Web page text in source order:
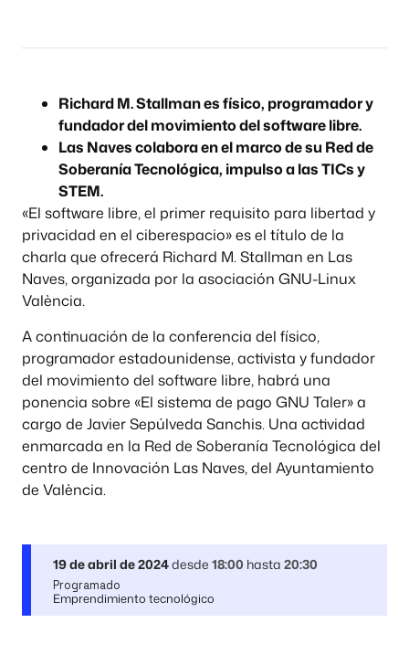
Richard M. Stallman es físico, programador y
fundador del movimiento del software libre.
Las Naves colabora en el marco de su Red de
Soberanía Tecnológica, impulso a las TICs y
STEM.
«El software libre, el primer requisito para libertad y
privacidad en el ciberespacio» es el título de la
charla que ofrecerá Richard M. Stallman en Las
Naves, organizada por la asociación GNU-Linux
València.
A continuación de la conferencia del físico,
programador estadounidense, activista y fundador
del movimiento del software libre, habrá una
ponencia sobre «El sistema de pago GNU Taler» a
cargo de Javier Sepúlveda Sanchis. Una actividad
enmarcada en la Red de Soberanía Tecnológica del
centro de Innovación Las Naves, del Ayuntamiento
de València.
19 de abril de 2024desde 18:00 hasta 20:30
Programado
Emprendimiento tecnológico